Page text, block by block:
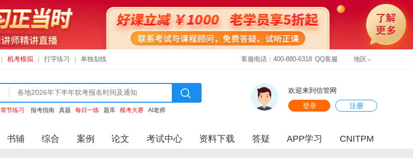
机考模拟 打字练习 单独划线 客服电话：400-880-6318 QQ客服 地区
章节练习 报考指南 真题 每日一练 题库 模考大赛 AI老师
欢迎来到信管网
登录
注册
书辅 综合 案例 论文 考试中心 资料下载 答疑 APP学习 CNITPM